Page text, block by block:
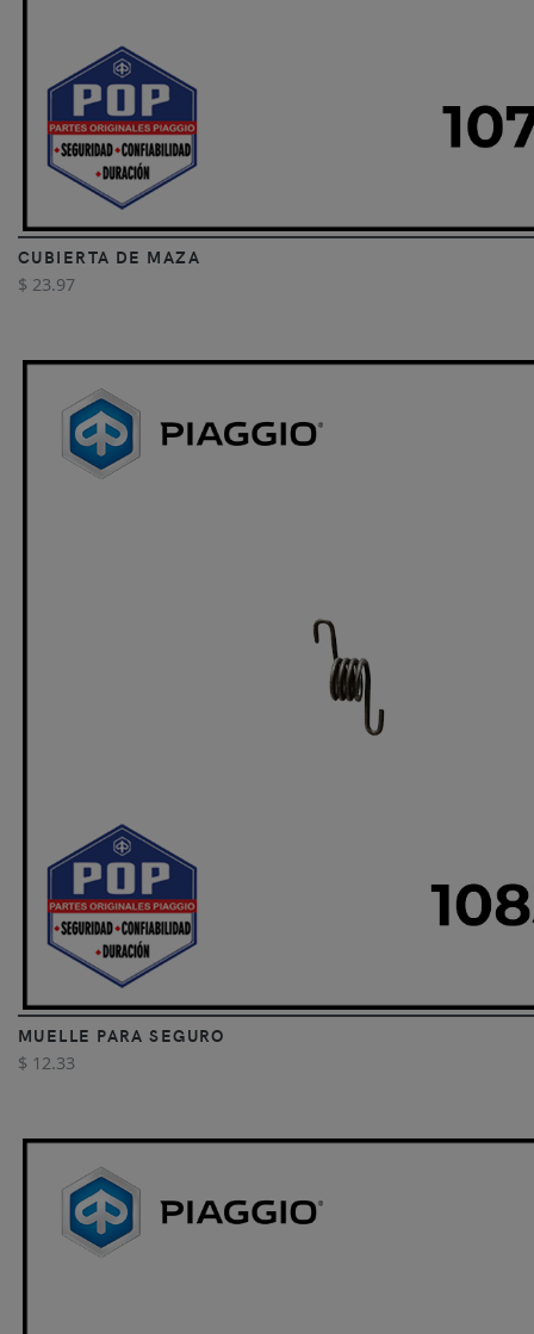
CUBIERTA DE MAZA
$ 23.97
MUELLE PARA SEGURO
$ 12.33